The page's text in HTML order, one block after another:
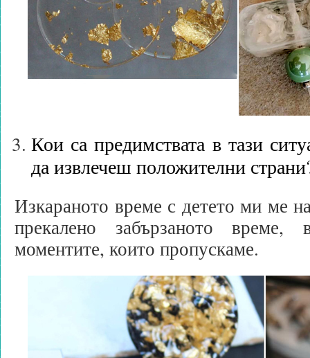
Кои са предимствата в тази
да извлечеш положителни
Изкараното време с детето ми ме
прекалено забързаното
моментите, които пропускаме.